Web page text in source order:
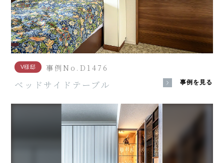
V様邸 事例No.D1476
ベッドサイドテーブル 事例を見る